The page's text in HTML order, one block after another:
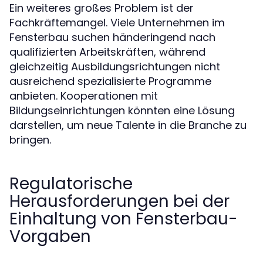
Ein weiteres großes Problem ist der
Fachkräftemangel. Viele Unternehmen im
Fensterbau suchen händeringend nach
qualifizierten Arbeitskräften, während
gleichzeitig Ausbildungsrichtungen nicht
ausreichend spezialisierte Programme
anbieten. Kooperationen mit
Bildungseinrichtungen könnten eine Lösung
darstellen, um neue Talente in die Branche zu
bringen.
Regulatorische
Herausforderungen bei der
Einhaltung von Fensterbau-
Vorgaben